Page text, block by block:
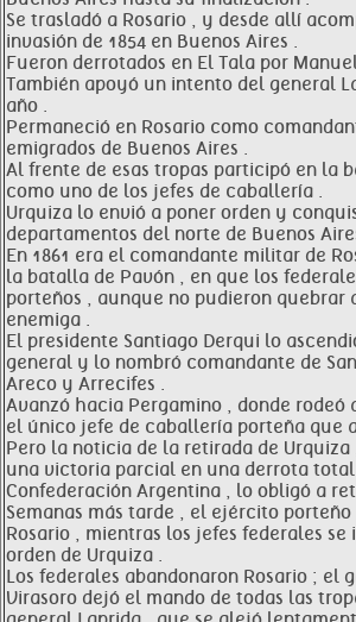
Se trasladó a Rosario , y desde allí
invasión de 1854 en Buenos Aires .
Fueron derrotados en El Tala por
También apoyó un intento del general
año .
Permaneció en Rosario como
emigrados de Buenos Aires .
Al frente de esas tropas participó en la
como uno de los jefes de caballería .
Urquiza lo envió a poner orden y
departamentos del norte de Buenos
En 1861 era el comandante militar de
la batalla de Pavón , en que los
porteños , aunque no pudieron quebrar
enemiga .
El presidente Santiago Derqui lo
general y lo nombró comandante de
Areco y Arrecifes .
Avanzó hacia Pergamino , donde rodeó
el único jefe de caballería porteña que
Pero la noticia de la retirada de
una victoria parcial en una derrota
Confederación Argentina , lo obligó a
Semanas más tarde , el ejército
Rosario , mientras los jefes federales se
orden de Urquiza .
Los federales abandonaron Rosario ; el
Virasoro dejó el mando de todas las